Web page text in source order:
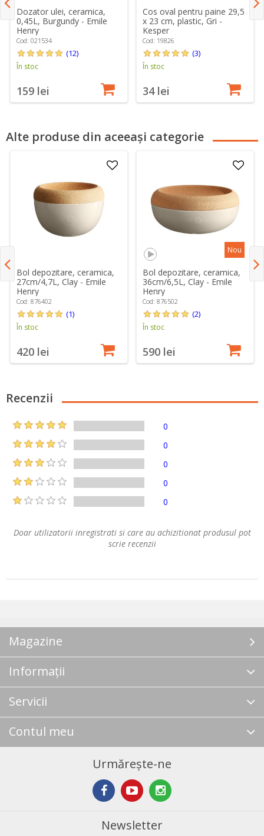
Dozator ulei, ceramica,
0,45L, Burgundy - Emile
Henry
Cod: 021534
(12)
În stoc
159 lei
Cos oval pentru paine 29,5
x 23 cm, plastic, Gri -
Kesper
Cod: 19826
(3)
În stoc
34 lei
Alte produse din aceeași categorie
Bol depozitare, ceramica,
27cm/4,7L, Clay - Emile
Henry
Cod: 876402
(1)
În stoc
420 lei
Nou
Bol depozitare, ceramica,
36cm/6,5L, Clay - Emile
Henry
Cod: 876502
(2)
În stoc
590 lei
Recenzii
0
0
0
0
0
Doar utilizatorii inregistrati si care au achizitionat produsul pot
scrie recenzii
Magazine
Informații
Servicii
Contul meu
Urmărește-ne
Newsletter